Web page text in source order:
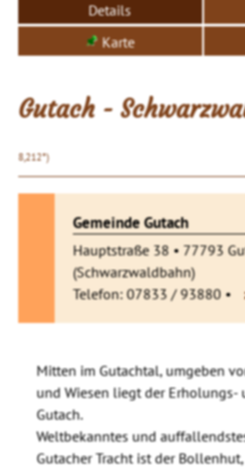
Details
Karte
Gutach -
8,212°)
Gemeinde Gutach
Hauptstraße 38 • 77793
(Schwarzwaldbahn)
Telefon: 07833 / 93880 •
Mitten im Gutachtal, umgeben
und Wiesen liegt der Erholungs-
Gutach.
Weltbekanntes und
Gutacher Tracht ist der